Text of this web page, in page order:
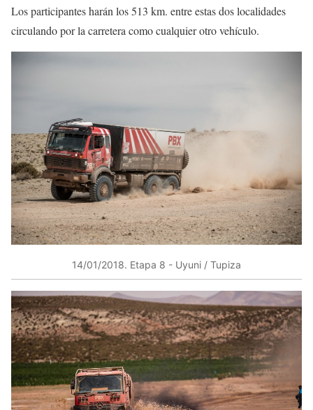
Los participantes harán los 513 km. entre estas dos localidades
circulando por la carretera como cualquier otro vehículo.
14/01/2018​. Etapa 8 ​- Uyuni / Tupiza​